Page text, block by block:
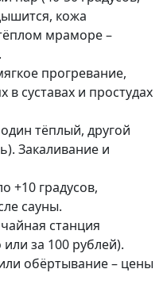
кожа
мраморе –
прогревание,
суставах и простудах
тёплый, другой
Закаливание и
+10 градусов,
сауны.
станция
за 100 рублей).
обёртывание – цены